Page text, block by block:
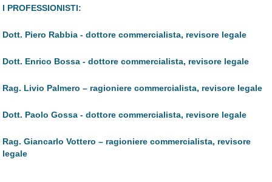
I PROFESSIONISTI:
Dott. Piero Rabbia - dottore commercialista, revisore legale
Dott. Enrico Bossa - dottore commercialista, revisore legale
Rag. Livio Palmero – ragioniere commercialista, revisore legale
Dott. Paolo Gossa - dottore commercialista, revisore legale
Rag. Giancarlo Vottero – ragioniere commercialista, revisore
legale